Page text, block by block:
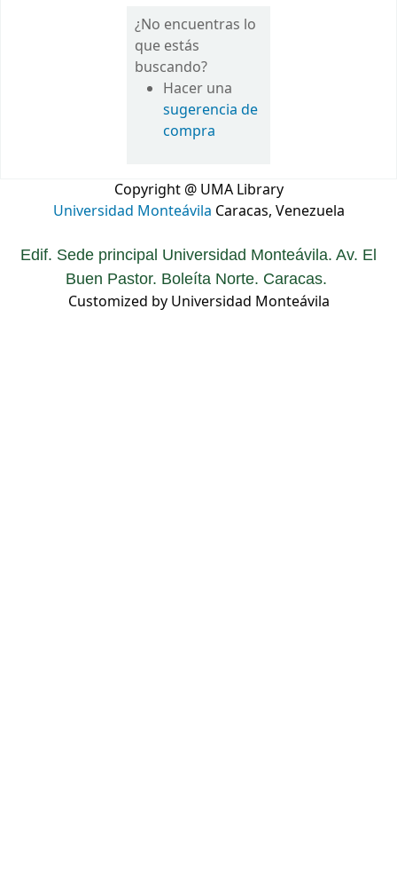
¿No encuentras lo
que estás
buscando?
Hacer una
sugerencia de
compra
Copyright @ UMA Library
Universidad Monteávila Caracas, Venezuela
Edif. Sede principal Universidad Monteávila. Av. El
Buen Pastor. Boleíta Norte. Caracas.
Customized by Universidad Monteávila